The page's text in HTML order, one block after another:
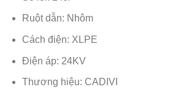
Ruột dẫn: Nhôm
Cách điện: XLPE
Điện áp: 24KV
Thương hiệu: CADIVI